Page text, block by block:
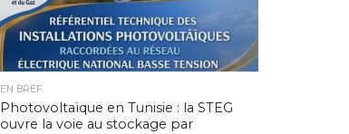
EN BREF
Photovoltaïque en Tunisie : la STEG
ouvre la voie au stockage par